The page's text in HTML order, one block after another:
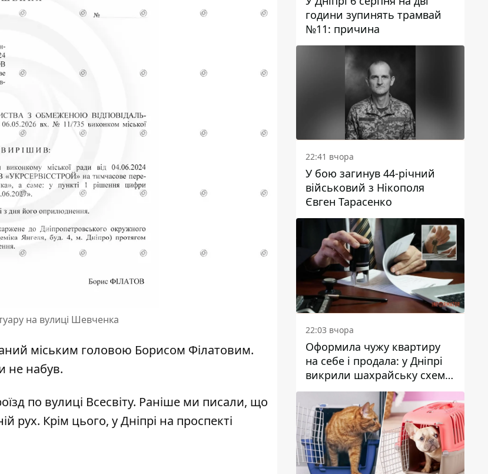
на вулиці Шевченка
міським головою Борисом Філатовим.
не набув.
по вулиці Всесвіту. Раніше ми писали, що
рух. Крім цього, у Дніпрі на проспекті
години зупинять трамвай
№11: причина
22:41 вчора
У бою загинув 44-річний
військовий з Нікополя
Євген Тарасенко
22:03 вчора
Оформила чужу квартиру
на себе і продала: у Дніпрі
викрили шахрайську схему
з нерухомістю